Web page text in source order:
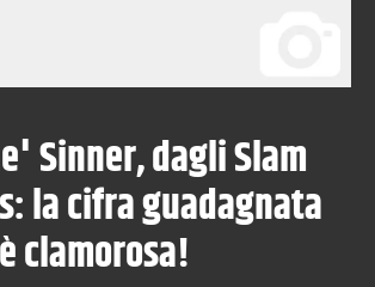
Sinner, dagli Slam
la cifra guadagnata
clamorosa!